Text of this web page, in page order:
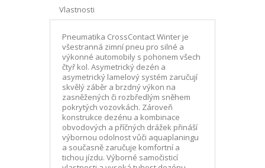
Vlastnosti
Pneumatika CrossContact Winter je
všestranná zimní pneu pro silné a
výkonné automobily s pohonem všech
čtyř kol. Asymetrický dezén a
asymetrický lamelový systém zaručují
skvělý záběr a brzdný výkon na
zasněžených či rozbředlým sněhem
pokrytých vozovkách. Zároveň
konstrukce dezénu a kombinace
obvodových a příčných drážek přináší
výbornou odolnost vůči aquaplaningu
a současně zaručuje komfortní a
tichou jízdu. Výborné samočisticí